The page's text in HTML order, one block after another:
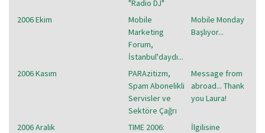
"Radio DJ"
2006 Ekim
Mobile
Marketing
Forum,
İstanbul'daydı...
Mobile Monday
Başlıyor...
2006 Kasım
PARAzitizm,
Spam Abonelikli
Servisler ve
Sektöre Çağrı
Message from
abroad... Thank
you Laura!
2006 Aralık
TIME 2006:
İlgilisine